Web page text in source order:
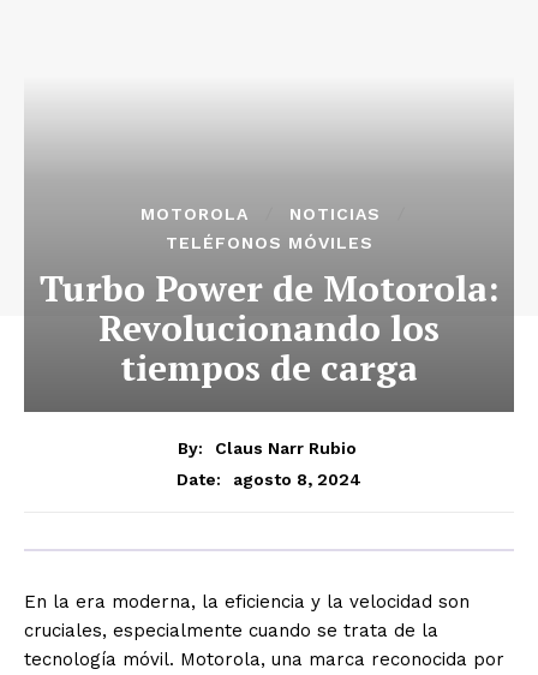
MOTOROLA
NOTICIAS
TELÉFONOS MÓVILES
Turbo Power de Motorola:
Revolucionando los
tiempos de carga
By:
Claus Narr Rubio
Date:
agosto 8, 2024
En la era moderna, la eficiencia y la velocidad son
cruciales, especialmente cuando se trata de la
tecnología móvil. Motorola, una marca reconocida por